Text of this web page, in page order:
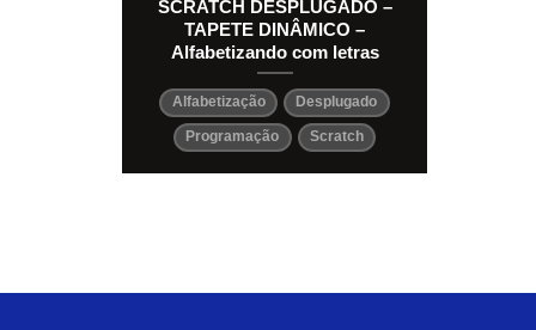
SCRATCH DESPLUGADO –
TAPETE DINÂMICO –
Alfabetizando com letras
Alfabetização Desplugado
Programação Scratch